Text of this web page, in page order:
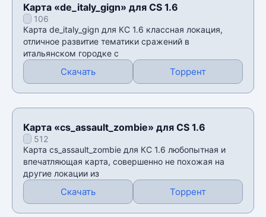
Карта «de_italy_gign» для CS 1.6
106
Карта de_italy_gign для КС 1.6 классная локация,
отличное развитие тематики сражений в
итальянском городке с
Скачать Торрент
Карта «cs_assault_zombie» для CS 1.6
512
Карта cs_assault_zombie для КС 1.6 любопытная и
впечатляющая карта, совершенно не похожая на
другие локации из
Скачать Торрент